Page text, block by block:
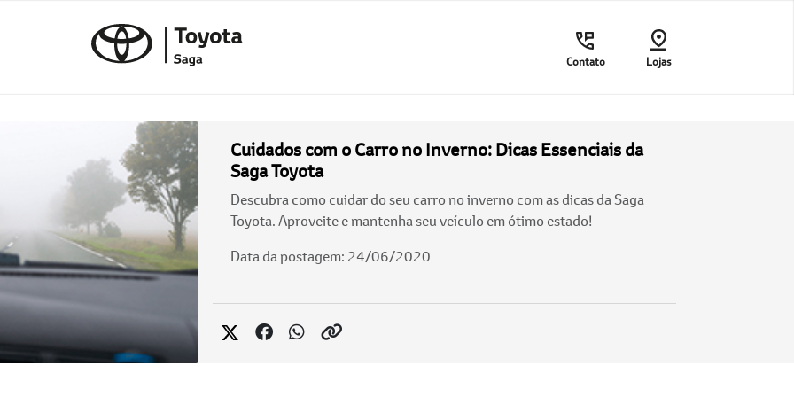
Contato Lojas
Cuidados com o Carro no Inverno: Dicas Essenciais da
Saga Toyota
Descubra como cuidar do seu carro no inverno com as dicas da Saga
Toyota. Aproveite e mantenha seu veículo em ótimo estado!
Data da postagem: 24/06/2020